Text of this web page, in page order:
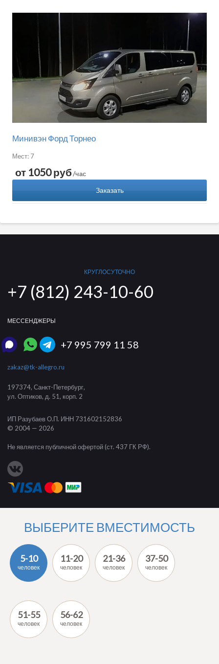
Минивэн Форд Торнео
Мест: 7
от 1050 руб/час
Заказать
КРУГЛОСУТОЧНО
+7 (812) 243-10-60
МЕССЕНДЖЕРЫ
+7 995 799 11 58
zakaz@tk-allegro.ru
197374, Санкт-Петербург,
ул. Оптиков, д. 51, корп. 2
ИП Разубаев О.П. ИНН 731602152836
© 2004 — 2026
Не является публичной офертой (ст. 437 ГК РФ).
ВЫБЕРИТЕ ВМЕСТИМОСТЬ
5-10
человек
11-20
человек
21-36
человек
37-50
человек
51-55
человек
56-62
человек